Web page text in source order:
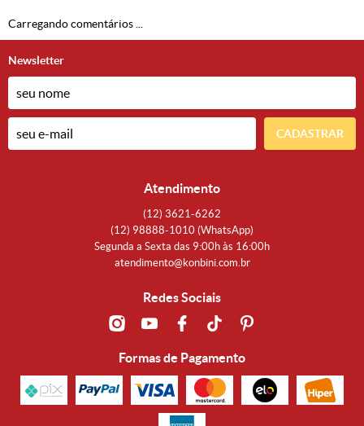
Carregando comentários ...
Newsletter
CADASTRAR
Atendimento
(12) 3621-6262
(12) 98888-1010 (WhatsApp)
Segunda a Sexta das 9:00h às 16:00h
atendimento@konbini.com.br
Redes Sociais
Formas de Pagamento